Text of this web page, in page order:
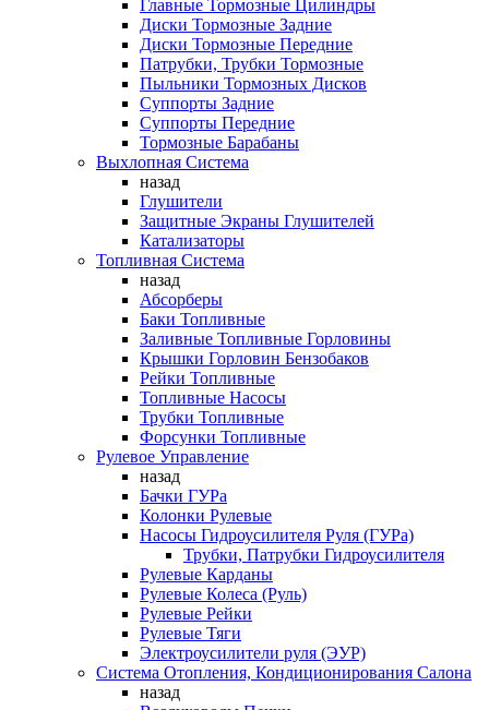
Главные Тормозные Цилиндры
Диски Тормозные Задние
Диски Тормозные Передние
Патрубки, Трубки Тормозные
Пыльники Тормозных Дисков
Суппорты Задние
Суппорты Передние
Тормозные Барабаны
Выхлопная Система
назад
Глушители
Защитные Экраны Глушителей
Катализаторы
Топливная Система
назад
Абсорберы
Баки Топливные
Заливные Топливные Горловины
Крышки Горловин Бензобаков
Рейки Топливные
Топливные Насосы
Трубки Топливные
Форсунки Топливные
Рулевое Управление
назад
Бачки ГУРа
Колонки Рулевые
Насосы Гидроусилителя Руля (ГУРа)
Трубки, Патрубки Гидроусилителя
Рулевые Карданы
Рулевые Колеса (Руль)
Рулевые Рейки
Рулевые Тяги
Электроусилители руля (ЭУР)
Система Отопления, Кондиционирования Салона
назад